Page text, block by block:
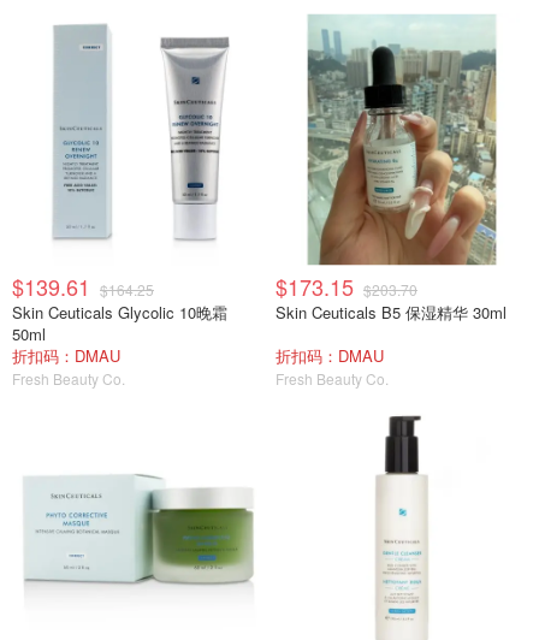
$139.61 $164.25
Skin Ceuticals Glycolic 10晚霜
50ml
折扣码：DMAU
Fresh Beauty Co.
$173.15 $203.70
Skin Ceuticals B5 保湿精华 30ml
折扣码：DMAU
Fresh Beauty Co.